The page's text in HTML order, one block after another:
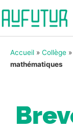
Accueil » Collège »
mathématiques